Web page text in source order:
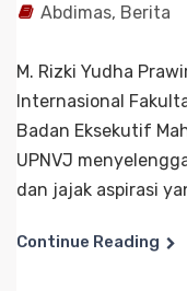
Abdimas, Berita
M. Rizki Yudha
Internasional
Badan Eksekutif
UPNVJ
dan jajak aspirasi
Continue Reading